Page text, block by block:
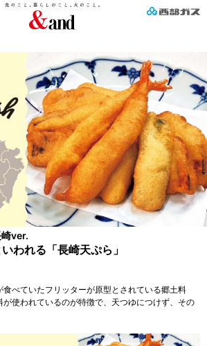
ver.
われる「長崎天ぷら」
べていたフリッターが原型とされている郷土料
使われているのが特徴で、天つゆにつけず、その